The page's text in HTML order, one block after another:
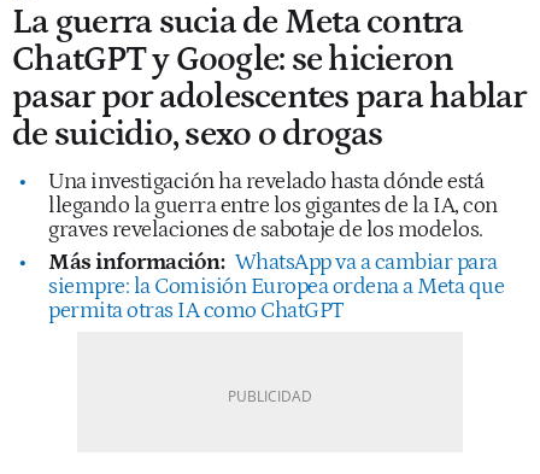
La guerra sucia de Meta contra
ChatGPT y Google: se hicieron
pasar por adolescentes para hablar
de suicidio, sexo o drogas
Una investigación ha revelado hasta dónde está
llegando la guerra entre los gigantes de la IA, con
graves revelaciones de sabotaje de los modelos.
Más información: WhatsApp va a cambiar para
siempre: la Comisión Europea ordena a Meta que
permita otras IA como ChatGPT